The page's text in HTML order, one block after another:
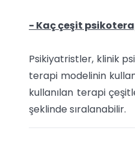
- Kaç çeşit
Psikiyatristler, klinik
terapi modelinin
kullanılan terapi
şeklinde sıralanabilir.